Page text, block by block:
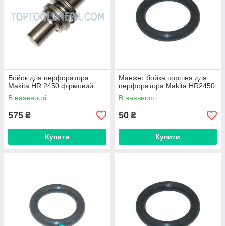
Бойок для перфоратора
Makita HR 2450 фірмовий
В наявності
575 ₴
Купити
Манжет бойка поршня для
перфоратора Makita HR2450
В наявності
50 ₴
Купити